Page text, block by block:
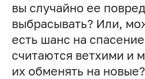
вы случайно ее
выбрасывать? Или,
есть шанс на
считаются ветхими и
их обменять на